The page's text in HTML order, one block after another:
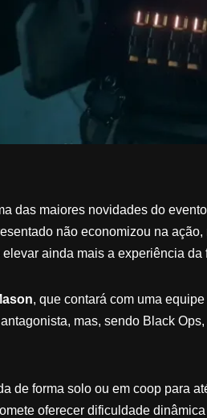
das maiores novidades do
não economizou na
ainda mais a experiência da
, que contará com uma
mas, sendo Black
de forma solo ou em coop para
oferecer dificuldade